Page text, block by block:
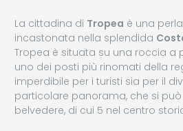
La cittadina di Tropea è una
incastonata nella splendida
Tropea è situata su una roccia a
uno dei posti più rinomati della
imperdibile per i turisti sia per il
particolare panorama, che si
belvedere, di cui 5 nel centro